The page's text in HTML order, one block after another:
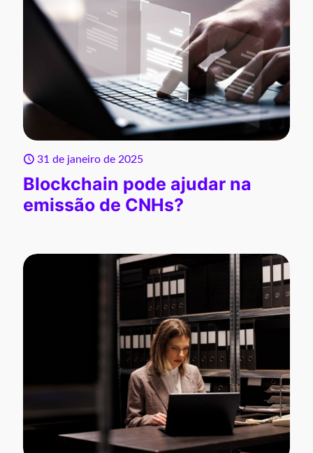
31 de janeiro de 2025
Blockchain pode ajudar na
emissão de CNHs?